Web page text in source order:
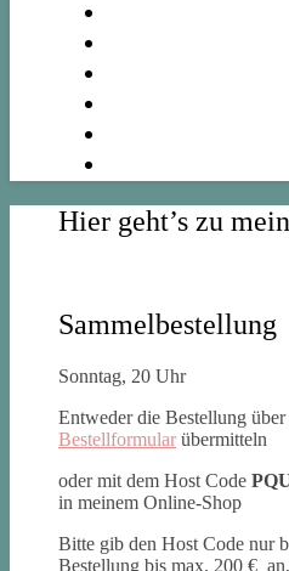
Hier geht’s zu
Sammelbestellung
Sonntag, 20 Uhr
Entweder die Bestellung über
Bestellformular übermitteln
oder mit dem Host Code
in meinem Online-Shop
Bitte gib den Host Code nur
Bestellung bis max. 200 €